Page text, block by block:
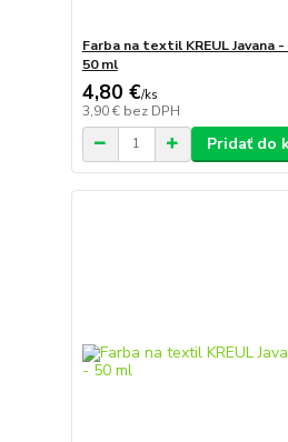
Farba na textil KREUL Javana
50 ml
4,80 €/ks
3,90 € bez DPH
Pridať do